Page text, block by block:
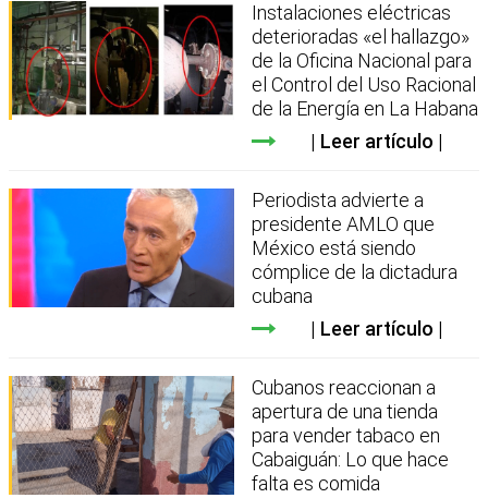
Instalaciones eléctricas
deterioradas «el hallazgo»
de la Oficina Nacional para
el Control del Uso Racional
de la Energía en La Habana
Leer artículo
Periodista advierte a
presidente AMLO que
México está siendo
cómplice de la dictadura
cubana
Leer artículo
Cubanos reaccionan a
apertura de una tienda
para vender tabaco en
Cabaiguán: Lo que hace
falta es comida